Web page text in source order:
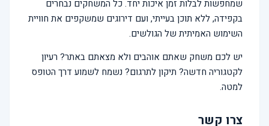
שמחפשות לבלות זמן איכות יחד. כל המשחקים נבחרים
בקפידה, ללא תוכן בעייתי, ועם דירוגים שמשקפים את חוויית
השימוש האמיתית של הגולשים.
יש לכם משחק שאתם אוהבים ולא מצאתם באתר? רעיון
לקטגוריה חדשה? תיקון לתרגום? נשמח לשמוע דרך הטופס
למטה.
צרו קשר